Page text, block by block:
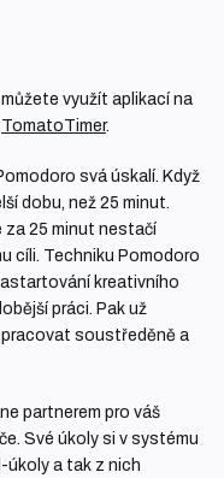
využít aplikací na
TomatoTimer.
svá úskalí. Když
dobu, než 25 minut.
za 25 minut nestačí
cíli. Techniku Pomodoro
kreativního
práci. Pak už
soustředěně a
partnerem pro váš
Své úkoly si v systému
úkoly a tak z nich